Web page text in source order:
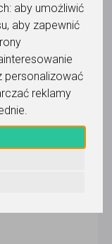
aby umożliwić
, aby zapewnić
personalizować
reklamy